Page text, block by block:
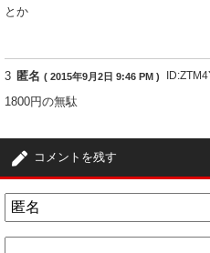
とか
3 匿名 ( 2015年9月2日 9:46 PM )
1800円の無駄
匿名 ( 2015年9月3日 2:34 AM )
全話の平均視聴率低そうだな
ほんとに映画化するの？
コメントを残す